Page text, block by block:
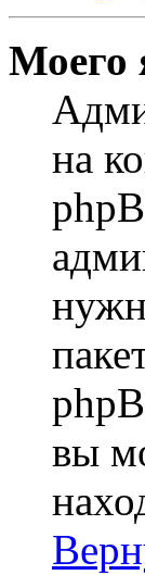
Моего
на
вы